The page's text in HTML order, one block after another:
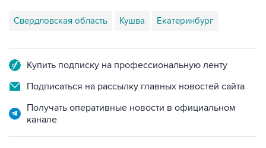
Свердловская область Кушва Екатеринбург
Купить подписку на профессиональную ленту
Подписаться на рассылку главных новостей сайта
Получать оперативные новости в официальном
канале